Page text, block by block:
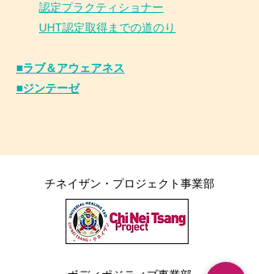
認定プラクティショナー
UHT認定取得までの道のり
■ラブ＆アウェアネス
■ジンテーゼ
チネイザン・プロジェクト事業部